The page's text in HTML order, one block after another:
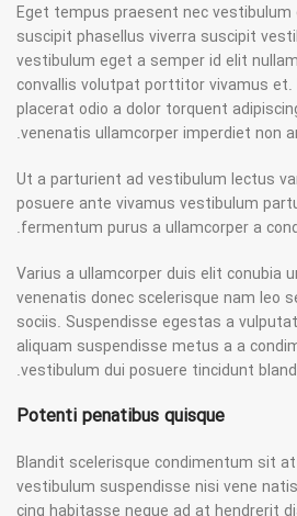
Eget tempus praesent nec
suscipit phasellus viverra suscipit
vestibulum eget a semper id elit
convallis volutpat porttitor vivamus
placerat odio a dolor torquent
venenatis ullamcorper imperdiet non
Ut a parturient ad vestibulum lectus
posuere ante vivamus vestibulum
fermentum purus a ullamcorper a
Varius a ullamcorper duis elit conubia
venenatis donec scelerisque nam leo
sociis. Suspendisse egestas a
aliquam suspendisse metus a a
vestibulum dui posuere tincidunt
Potenti penatibus quisque
Blandit scelerisque condimentum sit
vestibulum suspendisse nisi vene